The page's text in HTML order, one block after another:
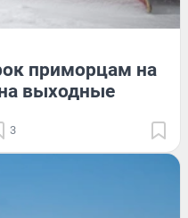
приморцам на
выходные
3